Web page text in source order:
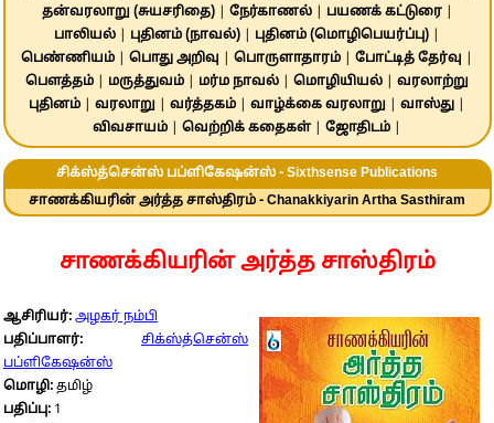
தன்வரலாறு (சுயசரிதை)| நேர்காணல்| பயணக் கட்டுரை|
பாலியல்
புதினம் (நாவல்) புதினம் (மொழிபெயர்ப்பு)
பெண்ணியம்
பொது அறிவு பொருளாதாரம் போட்டித் தேர்வு
பௌத்தம்
மருத்துவம் மர்ம நாவல் மொழியியல்
வரலாற்று
புதினம்
வரலாறு வர்த்தகம் வாழ்க்கை வரலாறு வாஸ்து
விவசாயம்
வெற்றிக் கதைகள்| ஜோதிடம்
சிக்ஸ்த்சென்ஸ் பப்ளிகேஷன்ஸ் - Sixthsense Publications
சாணக்கியரின் அர்த்த சாஸ்திரம் - Chanakkiyarin Artha Sasthiram
சாணக்கியரின் அர்த்த சாஸ்திரம்
ஆசிரியர்: அழகர் நம்பி
பதிப்பாளர்: சிக்ஸ்த்சென்ஸ்
பப்ளிகேஷன்ஸ்
மொழி: தமிழ்
பதிப்பு: 1